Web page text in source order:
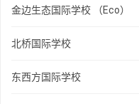
金边生态国际学校 （Eco）
北桥国际学校
东西方国际学校